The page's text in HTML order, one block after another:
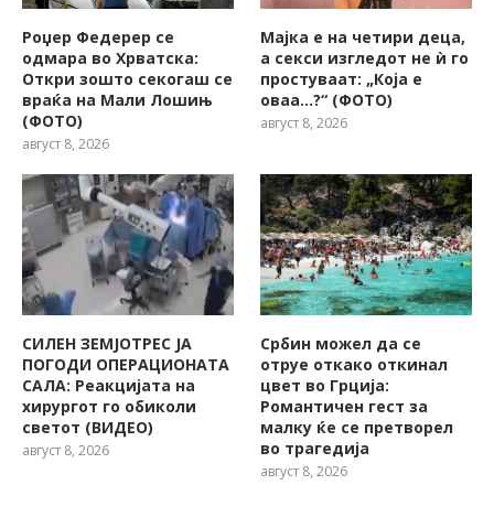
Роџер Федерер се
одмара во Хрватска:
Откри зошто секогаш се
враќа на Мали Лошињ
(ФОТО)
август 8, 2026
Мајка е на четири деца,
а секси изгледот не ѝ го
простуваат: „Која е
оваа…?“ (ФОТО)
август 8, 2026
СИЛЕН ЗЕМЈОТРЕС ЈА
ПОГОДИ ОПЕРАЦИОНАТА
САЛА: Реакцијата на
хирургот го обиколи
светот (ВИДЕО)
август 8, 2026
Србин можел да се
отруе откако откинал
цвет во Грција:
Романтичен гест за
малку ќе се претворел
во трагедија
август 8, 2026